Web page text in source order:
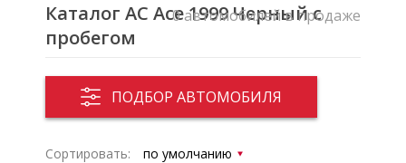
Каталог AC Ace 1999 Черный с
пробегом
ПОДБОР АВТОМОБИЛЯ
0 автомобилей в продаже
Сортировать: